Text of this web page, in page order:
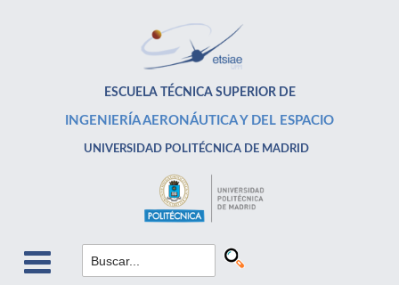
ESCUELA TÉCNICA SUPERIOR DE
INGENIERÍA AERONÁUTICA Y DEL ESPACIO
UNIVERSIDAD POLITÉCNICA DE MADRID